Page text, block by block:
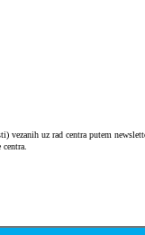
uz rad centra putem